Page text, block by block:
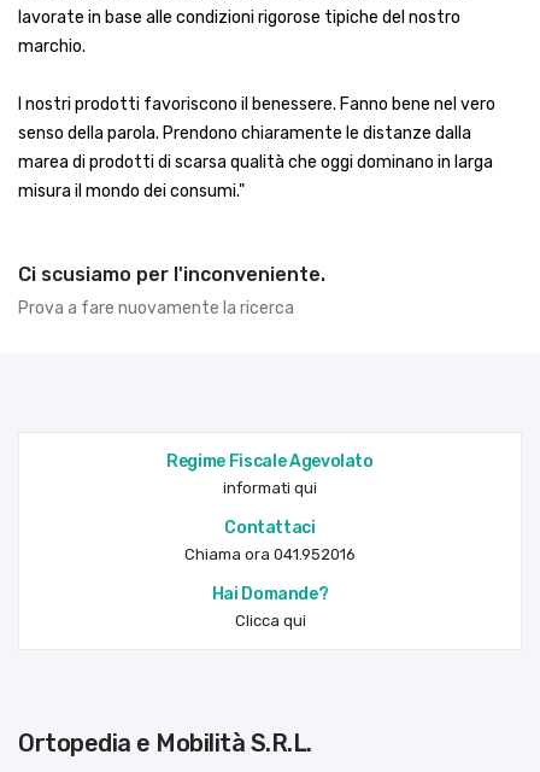
lavorate in base alle condizioni rigorose tipiche del nostro
marchio.
I nostri prodotti favoriscono il benessere. Fanno bene nel vero
senso della parola. Prendono chiaramente le distanze dalla
marea di prodotti di scarsa qualità che oggi dominano in larga
misura il mondo dei consumi."
Ci scusiamo per l'inconveniente.
Prova a fare nuovamente la ricerca
Regime Fiscale Agevolato
informati qui
Contattaci
Chiama ora 041.952016
Hai Domande?
Clicca qui
Ortopedia e Mobilità S.R.L.